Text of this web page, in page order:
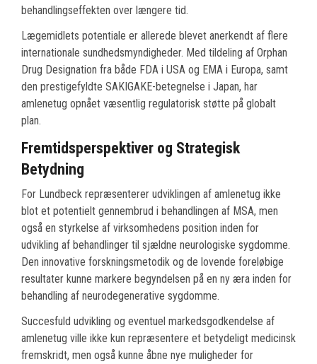
behandlingseffekten over længere tid.
Lægemidlets potentiale er allerede blevet anerkendt af flere
internationale sundhedsmyndigheder. Med tildeling af Orphan
Drug Designation fra både FDA i USA og EMA i Europa, samt
den prestigefyldte SAKIGAKE-betegnelse i Japan, har
amlenetug opnået væsentlig regulatorisk støtte på globalt
plan.
Fremtidsperspektiver og Strategisk
Betydning
For Lundbeck repræsenterer udviklingen af amlenetug ikke
blot et potentielt gennembrud i behandlingen af MSA, men
også en styrkelse af virksomhedens position inden for
udvikling af behandlinger til sjældne neurologiske sygdomme.
Den innovative forskningsmetodik og de lovende foreløbige
resultater kunne markere begyndelsen på en ny æra inden for
behandling af neurodegenerative sygdomme.
Succesfuld udvikling og eventuel markedsgodkendelse af
amlenetug ville ikke kun repræsentere et betydeligt medicinsk
fremskridt, men også kunne åbne nye muligheder for